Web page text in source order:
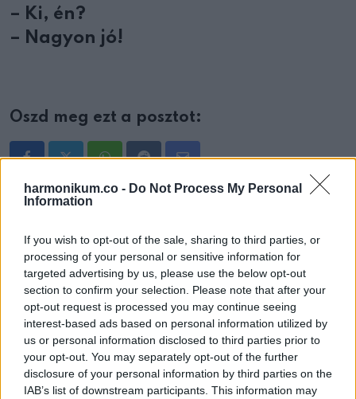
harmonikum.co - Do Not Process My Personal
Information
If you wish to opt-out of the sale, sharing to third parties, or
processing of your personal or sensitive information for
targeted advertising by us, please use the below opt-out
section to confirm your selection. Please note that after your
opt-out request is processed you may continue seeing
interest-based ads based on personal information utilized by
us or personal information disclosed to third parties prior to
your opt-out. You may separately opt-out of the further
disclosure of your personal information by third parties on the
IAB’s list of downstream participants. This information may
– Ki, én?
– Nagyon jó!
Oszd meg ezt a posztot:
via
ELŐZŐ POSZT
A kisujjad elárulja, hogy milyen ember
vagy!